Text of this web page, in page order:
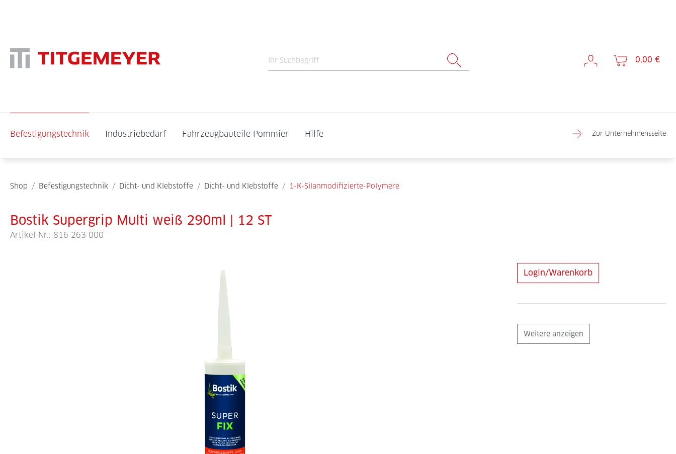
0,00 €
Befestigungstechnik Industriebedarf Fahrzeugbauteile Pommier Hilfe Zur Unternehmensseite
Shop / Befestigungstechnik / Dicht- und Klebstoffe / Dicht- und Klebstoffe / 1-K-Silanmodifizierte-Polymere
Bostik Supergrip Multi weiß 290ml | 12 ST
Artikel-Nr.: 816 263 000
Login/Warenkorb
Weitere anzeigen